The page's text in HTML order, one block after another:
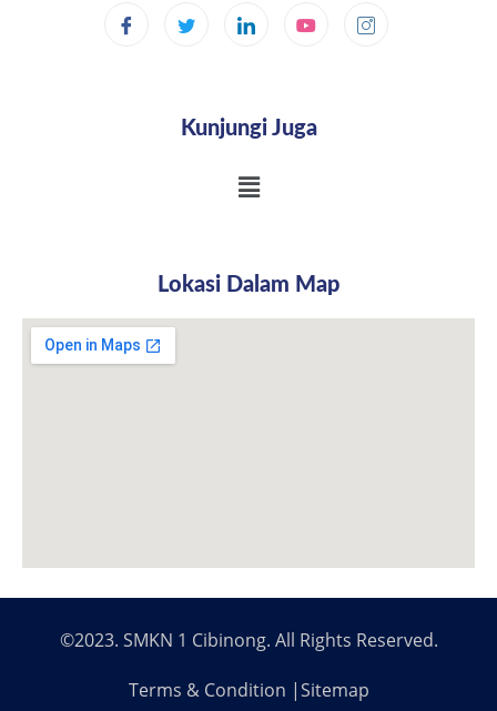
Kunjungi Juga
Lokasi Dalam Map
©2023. SMKN 1 Cibinong. All Rights Reserved.
Terms & Condition |Sitemap